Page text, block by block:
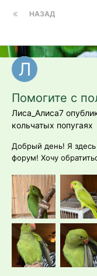
НАЗАД
Помогите с
Лиса_Алиса7
кольчатых попугаях
Добрый день! Я
форум! Хочу
что мальчик, но я
Теперь пытаюсь вот
Значит, дело бы...